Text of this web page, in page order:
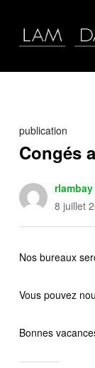
publication
Congés
rlambay
8 juillet
Nos bureaux
Vous pouvez
Bonnes